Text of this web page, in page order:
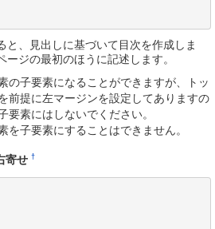
と、見出しに基づいて目次を作成しま
ジの最初のほうに記述します。
の子要素になることができますが、トッ
前提に左マージンを設定してありますの
要素にはしないでください。
を子要素にすることはできません。
寄せ †